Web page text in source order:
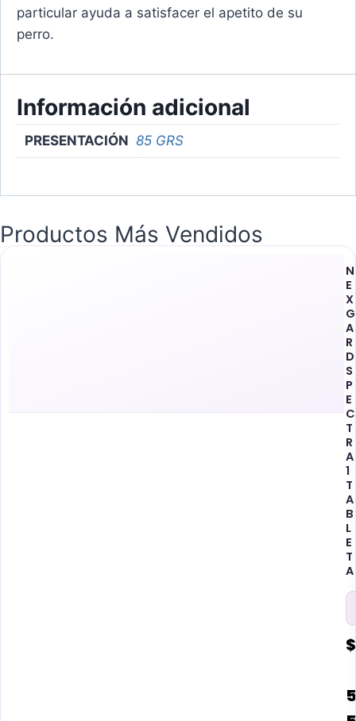
particular ayuda a satisfacer el apetito de su
perro.
Información adicional
PRESENTACIÓN 85 GRS
Productos Más Vendidos
N
E
X
G
A
R
D
S
P
E
C
T
R
A
1
T
A
B
L
E
T
A
$
5